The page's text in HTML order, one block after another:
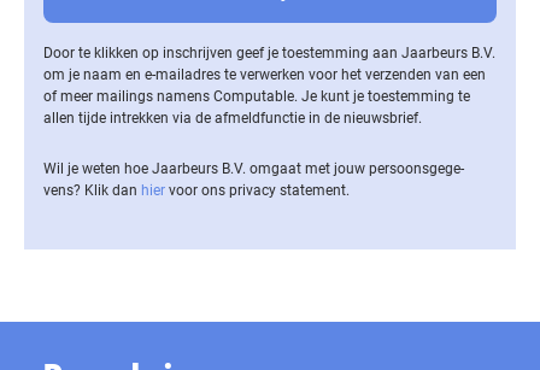
Door te klikken op inschrijven geef je toestemming aan Jaarbeurs B.V.
om je naam en e-mailadres te verwerken voor het verzenden van een
of meer mailings namens Computable. Je kunt je toestemming te
allen tijde intrekken via de af­meld­func­tie in de nieuwsbrief.
Wil je weten hoe Jaarbeurs B.V. omgaat met jouw per­soons­ge­ge­
vens? Klik dan hier voor ons privacy statement.